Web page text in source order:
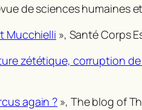
de sciences humaines
Mucchielli », Santé Corps
zététique, corruption
again ? », The blog of